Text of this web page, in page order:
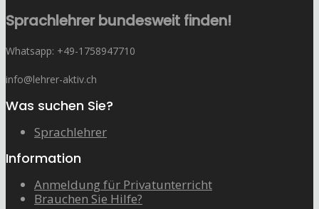
Sprachlehrer bundesweit finden!
Whatsapp: ‭+49-1758947710
info@lehrer-aktiv.ch
Was suchen Sie?
Sprachlehrer
Information
Anmeldung für Privatunterricht
Brauchen Sie Hilfe?